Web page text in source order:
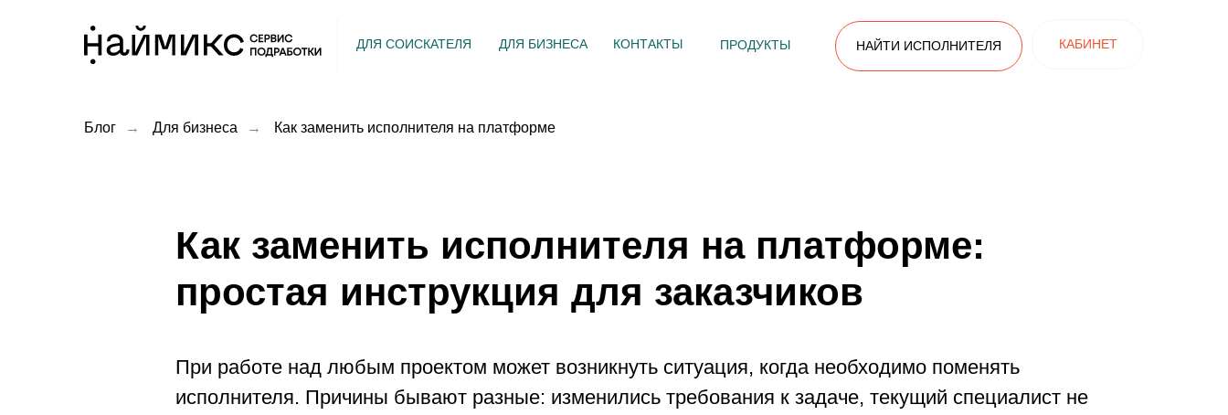
КАБИНЕТ
ДЛЯ СОИСКАТЕЛЯ ДЛЯ БИЗНЕСА КОНТАКТЫ НАЙТИ ИСПОЛНИТЕЛЯ
ПРОДУКТЫ
Блог → Для бизнеса → Как заменить исполнителя на платформе
Как заменить исполнителя на платформе:
простая инструкция для заказчиков
При работе над любым проектом может возникнуть ситуация, когда необходимо поменять
исполнителя. Причины бывают разные: изменились требования к задаче, текущий специалист не